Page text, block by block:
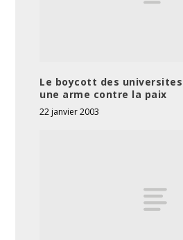
Le boycott des
une arme contre la paix
22 janvier 2003